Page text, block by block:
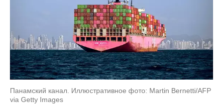
Панамский канал. Иллюстративное фото: Martin Bernetti/AFP
via Getty Images